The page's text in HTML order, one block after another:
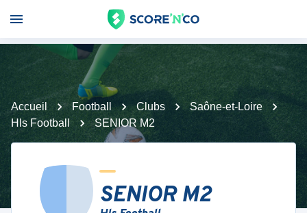
Accueil Football Clubs
Saône-et-Loire
Hls Football
SENIOR M2
SENIOR M2